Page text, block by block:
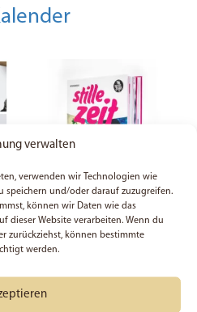
verwalten
verwenden wir Technologien wie
speichern und/oder darauf zuzugreifen.
können wir Daten wie das
dieser Website verarbeiten. Wenn du
zurückziehst, können bestimmte
werden.
Stille Zeit Workbook
12,90€